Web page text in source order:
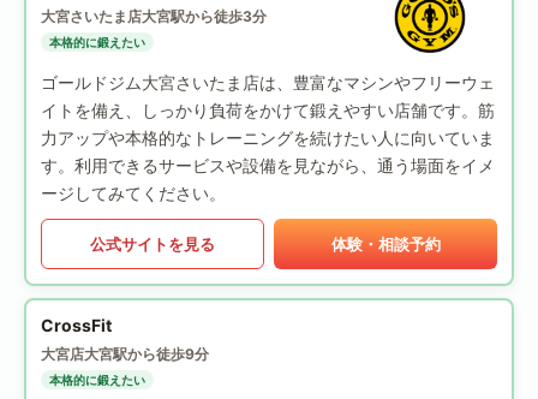
大宮さいたま店大宮駅から徒歩3分
本格的に鍛えたい
ゴールドジム大宮さいたま店は、豊富なマシンやフリーウェ
イトを備え、しっかり負荷をかけて鍛えやすい店舗です。筋
力アップや本格的なトレーニングを続けたい人に向いていま
す。利用できるサービスや設備を見ながら、通う場面をイメ
ージしてみてください。
公式サイトを見る 体験・相談予約
CrossFit
大宮店大宮駅から徒歩9分
本格的に鍛えたい